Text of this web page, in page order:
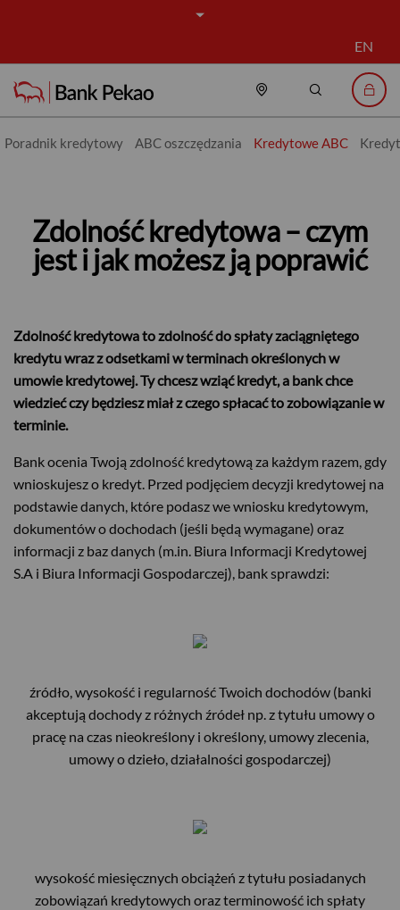
EN
Poradnik kredytowy ABC oszczędzania Kredytowe ABC
Placówki i
Szukaj
Zdolność kredytowa – czym
jest i jak możesz ją poprawić
Zdolność kredytowa to zdolność do spłaty zaciągniętego
kredytu wraz z odsetkami w terminach określonych w
umowie kredytowej. Ty chcesz wziąć kredyt, a bank chce
wiedzieć czy będziesz miał z czego spłacać to zobowiązanie w
terminie.
Bank ocenia Twoją zdolność kredytową za każdym razem, gdy
wnioskujesz o kredyt. Przed podjęciem decyzji kredytowej na
podstawie danych, które podasz we wniosku kredytowym,
dokumentów o dochodach (jeśli będą wymagane) oraz
informacji z baz danych (m.in. Biura Informacji Kredytowej
S.A i Biura Informacji Gospodarczej), bank sprawdzi:
źródło, wysokość i regularność Twoich dochodów (banki
akceptują dochody z różnych źródeł np. z tytułu umowy o
pracę na czas nieokreślony i określony, umowy zlecenia,
umowy o dzieło, działalności gospodarczej)
wysokość miesięcznych obciążeń z tytułu posiadanych
zobowiązań kredytowych oraz terminowość ich spłaty